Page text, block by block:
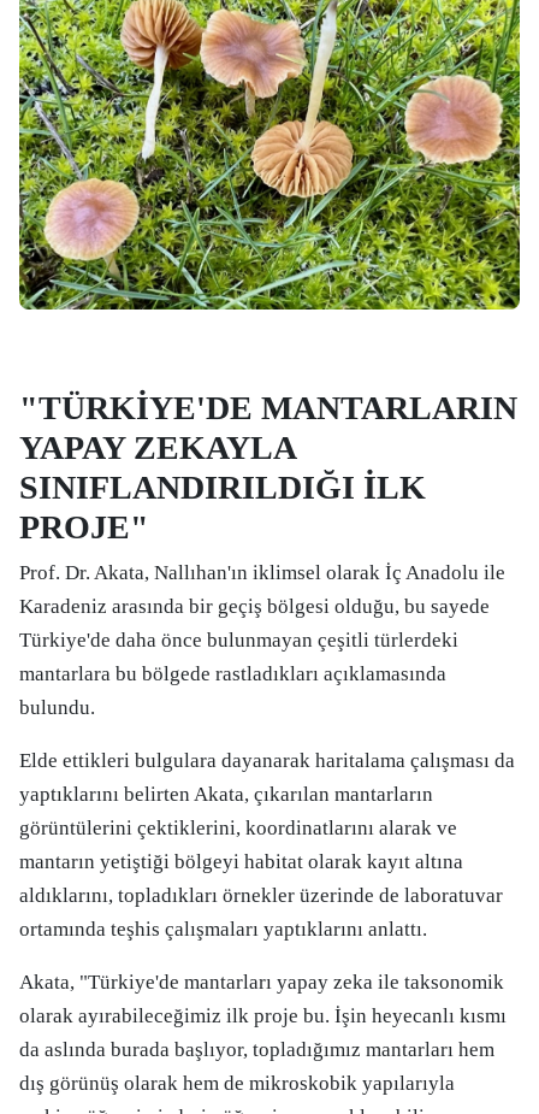
"TÜRKİYE'DE MANTARLARIN
YAPAY ZEKAYLA
SINIFLANDIRILDIĞI İLK
PROJE"
Prof. Dr. Akata, Nallıhan'ın iklimsel olarak İç Anadolu ile
Karadeniz arasında bir geçiş bölgesi olduğu, bu sayede
Türkiye'de daha önce bulunmayan çeşitli türlerdeki
mantarlara bu bölgede rastladıkları açıklamasında
bulundu.
Elde ettikleri bulgulara dayanarak haritalama çalışması da
yaptıklarını belirten Akata, çıkarılan mantarların
görüntülerini çektiklerini, koordinatlarını alarak ve
mantarın yetiştiği bölgeyi habitat olarak kayıt altına
aldıklarını, topladıkları örnekler üzerinde de laboratuvar
ortamında teşhis çalışmaları yaptıklarını anlattı.
Akata, "Türkiye'de mantarları yapay zeka ile taksonomik
olarak ayırabileceğimiz ilk proje bu. İşin heyecanlı kısmı
da aslında burada başlıyor, topladığımız mantarları hem
dış görünüş olarak hem de mikroskobik yapılarıyla